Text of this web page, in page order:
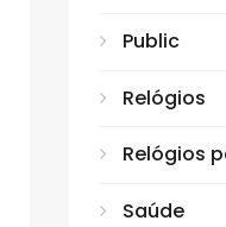
Public
Relógios
Relógios
Saúde